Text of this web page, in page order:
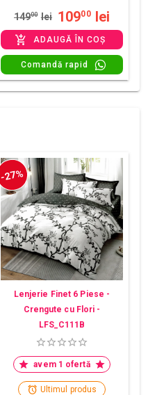
14900 lei 10900 lei
ADAUGĂ ÎN COȘ
Comandă rapid
-27%
Lenjerie Finet 6 Piese -
Crengute cu Flori -
LFS_C111B
avem 1 ofertă
Ultimul produs